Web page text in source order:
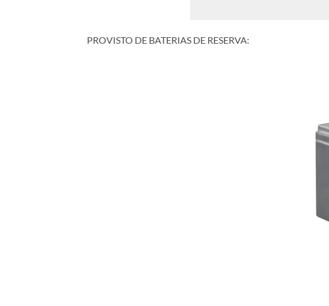
PROVISTO DE BATERIAS DE RESERVA: